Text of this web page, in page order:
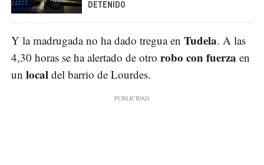
DETENIDO
Y la madrugada no ha dado tregua en Tudela. A las
4,30 horas se ha alertado de otro robo con fuerza en
un local del barrio de Lourdes.